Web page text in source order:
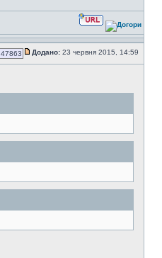
47863 Додано: 23 червня 2015, 14:59